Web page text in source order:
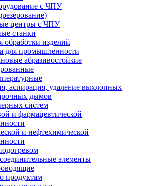
с ЧПУ
центры с ЧПУ
станки
обработки изделий
для промышленности
абразивостойкие
аспирация, удаление выхлопных
дымов
систем
и фармацевтической
и нефтехимической
элементы
продуктам